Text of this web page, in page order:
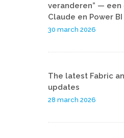
veranderen” —
Claude en Power BI
30 march 2026
The latest Fabric
updates
28 march 2026